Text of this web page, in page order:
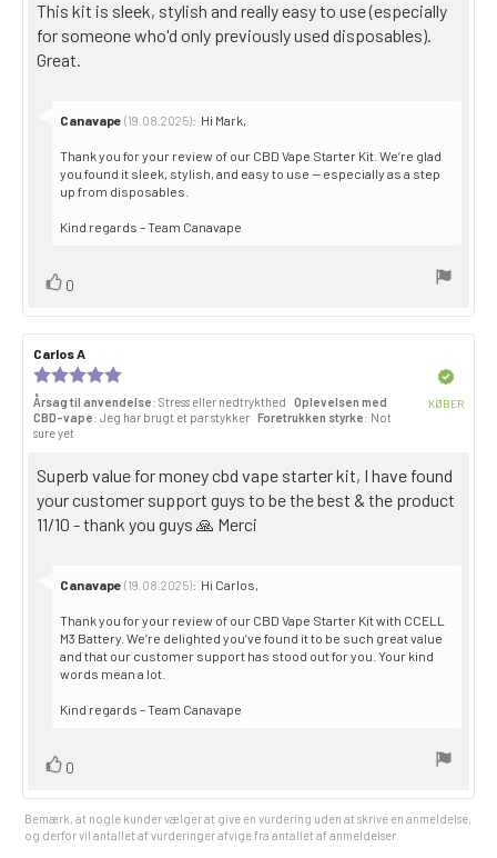
5
stjerner
Gennemgå
teksten:
This kit is sleek, stylish and really easy to use (especially
for someone who'd only previously used disposables).
Great.
Svar
Canavape (19.08.2025): Hi Mark,
Thank you for your review of our CBD Vape Starter Kit. We’re glad
you found it sleek, stylish, and easy to use — especially as a step
up from disposables.
Kind regards – Team Canavape
Stem
0
Forfatter
til
anmeldelsen:
Carlos A
for
gennemgang:
ud
af
Årsag til anvendelse: Stress eller nedtrykthed
Oplevelsen med
CBD-vape: Jeg har brugt et par stykker Foretrukken styrke: Not
sure yet
KØBER
Gennemgå
teksten:
Superb value for money cbd vape starter kit, I have found
your customer support guys to be the best & the product
11/10 - thank you guys 🙏 Merci
Svar
Canavape (19.08.2025): Hi Carlos,
Thank you for your review of our CBD Vape Starter Kit with CCELL
M3 Battery. We’re delighted you’ve found it to be such great value
and that our customer support has stood out for you. Your kind
words mean a lot.
Kind regards – Team Canavape
Stem
0
Bemærk, at nogle kunder vælger at give en vurdering uden at skrive en anmeldelse,
og derfor vil antallet af vurderinger afvige fra antallet af anmeldelser.